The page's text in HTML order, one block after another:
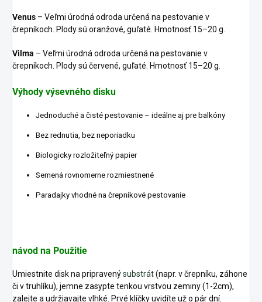
Venus – Veľmi úrodná odroda určená na pestovanie v
črepníkoch. Plody sú oranžové, guľaté. Hmotnosť 15–20 g.
Vilma – Veľmi úrodná odroda určená na pestovanie v
črepníkoch. Plody sú červené, guľaté. Hmotnosť 15–20 g.
Výhody výsevného disku
Jednoduché a čisté pestovanie – ideálne aj pre balkóny
Bez rednutia, bez neporiadku
Biologicky rozložiteľný papier
Semená rovnomerne rozmiestnené
Paradajky vhodné na črepníkové pestovanie
návod na Použitie
Umiestnite disk na pripravenýsubstrát(napr. v črepníku, záhone
či v truhlíku), jemne zasypte tenkou vrstvou zeminy (1-2cm),
zalejte a udržiavajte vlhké. Prvé klíčky uvidíte už o pár dní.